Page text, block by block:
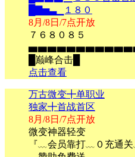
█▇▅▃▁１８０
8月/8日/7点开放
７６８０８５
▅▅▅▅▅▅▅▅▅▅▅▅▅
█巅峰合击█
点击查看
万古微变╋单职业
独家╋首战首区
8月/8日/7点开放
微变神器轻变
『﹏会员靠打﹏０充通